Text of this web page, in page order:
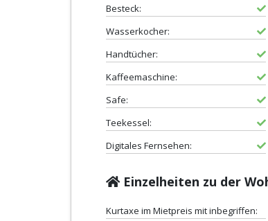
Besteck:
Wasserkocher:
Handtücher:
Kaffeemaschine:
Safe:
Teekessel:
Digitales Fernsehen:
Einzelheiten zu der
Kurtaxe im Mietpreis mit inbegriffen: